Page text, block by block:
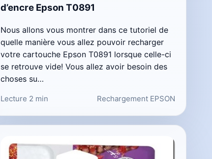
d’encre Epson T0891
Nous allons vous montrer dans ce tutoriel de
quelle manière vous allez pouvoir recharger
votre cartouche Epson T0891 lorsque celle-ci
se retrouve vide! Vous allez avoir besoin des
choses su…
Lecture 2 min Rechargement EPSON